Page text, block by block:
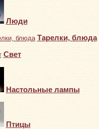
Люди
Тарелки, блюда
Свет
Настольные лампы
Птицы